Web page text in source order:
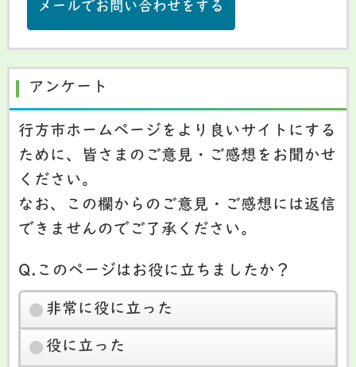
メールでお問い合わせをする
アンケート
行方市ホームページをより良いサイトにする
ために、皆さまのご意見・ご感想をお聞かせ
ください。
なお、この欄からのご意見・ご感想には返信
できませんのでご了承ください。
Q.このページはお役に立ちましたか？
非常に役に立った
役に立った